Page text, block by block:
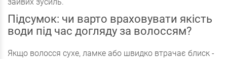
Підсумок: чи варто враховувати якість
води під час догляду за волоссям?
Якщо волосся сухе, ламке або швидко втрачає блиск -